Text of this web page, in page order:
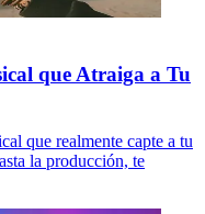
que Atraiga a Tu
que realmente capte a tu
la producción, te